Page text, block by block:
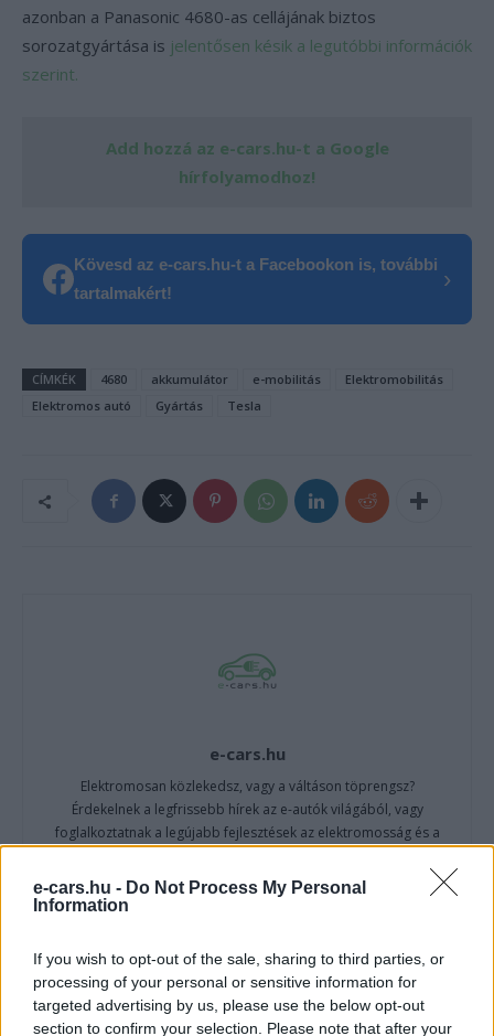
e-cars.hu - Do Not Process My Personal
Information
If you wish to opt-out of the sale, sharing to third parties, or
processing of your personal or sensitive information for
targeted advertising by us, please use the below opt-out
section to confirm your selection. Please note that after your
azonban a Panasonic 4680-as cellájának biztos
sorozatgyártása is jelentősen késik a legutóbbi információk
szerint.
Add hozzá az e-cars.hu-t a Google
hírfolyamodhoz!
Kövesd az e-cars.hu-t a Facebookon is, további
tartalmakért!
›
CÍMKÉK 4680 akkumulátor e-mobilitás
Elektromobilitás
Elektromos autó
Gyártás Tesla
e-cars.hu
Elektromosan közlekedsz, vagy a váltáson töprengsz?
Érdekelnek a legfrissebb hírek az e-autók világából, vagy
foglalkoztatnak a legújabb fejlesztések az elektromosság és a
KAPCSOLÓDÓ CIKKEK TÖBB A SZERZŐTŐL
A BYD hat szabadalommal készül a